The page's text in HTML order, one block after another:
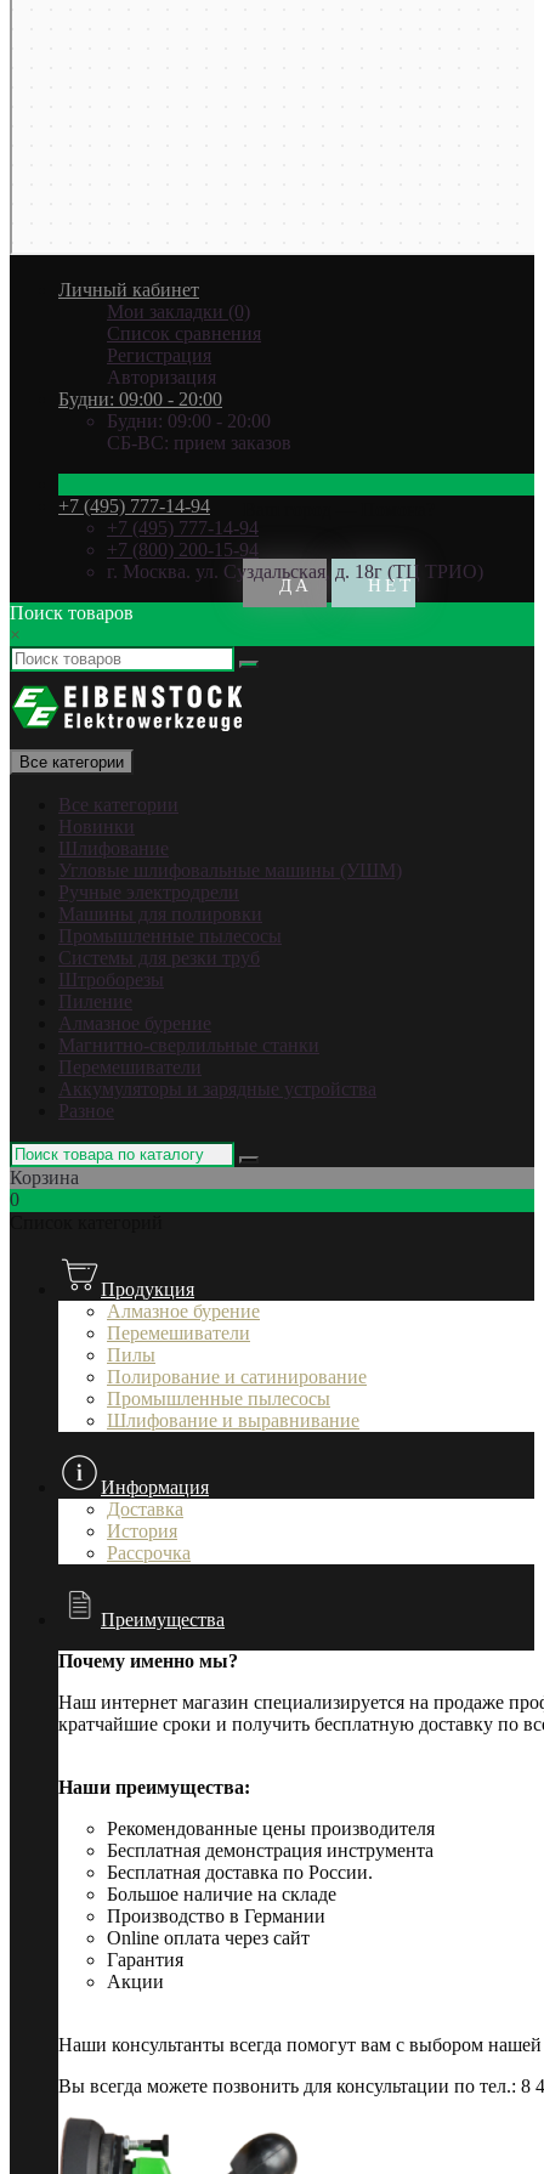
Личный кабинет
Мои закладки (0)
Список сравнения
Регистрация
Авторизация
Будни: 09:00 - 20:00
Будни: 09:00 - 20:00
СБ-ВС: прием заказов
+7 (495) 777-14-94
+7 (495) 777-14-94
+7 (800) 200-15-94
г. Москва. ул. Суздальская, д. 18г (ТЦ ТРИО)
Поиск товаров
×
Все категории
Все категории
Новинки
Шлифование
Угловые шлифовальные машины (УШМ)
Ручные электродрели
Машины для полировки
Промышленные пылесосы
Системы для резки труб
Штроборезы
Пиление
Алмазное бурение
Магнитно-сверлильные станки
Перемешиватели
Аккумуляторы и зарядные устройства
Разное
Корзина
0
Продукция
Алмазное бурение
Перемешиватели
Пилы
Полирование и сатинирование
Промышленные пылесосы
Шлифование и выравнивание
Информация
Доставка
История
Рассрочка
Преимущества
Почему именно мы?
Наш интернет магазин специализируется на продаже
кратчайшие сроки и получить бесплатную доставку по
Наши преимущества:
Рекомендованные цены производителя
Бесплатная демонстрация инструмента
Бесплатная доставка по России.
Большое наличие на складе
Производство в Германии
Online оплата через сайт
Гарантия
Акции
Наши консультанты всегда помогут вам с выбором
Вы всегда можете позвонить для консультации по тел.: